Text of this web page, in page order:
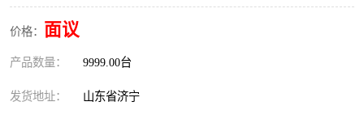
价格： 面议
产品数量： 9999.00台
发货地址： 山东省济宁
滚筒筛
挖掘机破碎斗